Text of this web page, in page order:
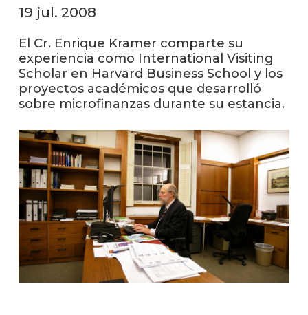
los
Blog
de la
19 jul. 2008
El Cr. Enrique Kramer comparte su
experiencia como International Visiting
Scholar en Harvard Business School y los
proyectos académicos que desarrolló
sobre microfinanzas durante su estancia.